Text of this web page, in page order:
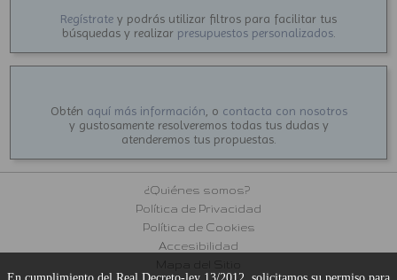
Regístrate y podrás utilizar filtros para facilitar tus
búsquedas y realizar presupuestos personalizados.
Obtén aquí más información , o contacta con nosotros
y gustosamente resolveremos todas tus dudas y
atenderemos tus propuestas.
¿Quiénes somos?
Política de Privacidad
Política de Cookies
Accesibilidad